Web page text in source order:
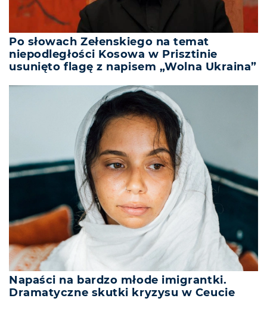
Po słowach Zełenskiego na temat
niepodległości Kosowa w Prisztinie
usunięto flagę z napisem „Wolna Ukraina”
Napaści na bardzo młode imigrantki.
Dramatyczne skutki kryzysu w Ceucie